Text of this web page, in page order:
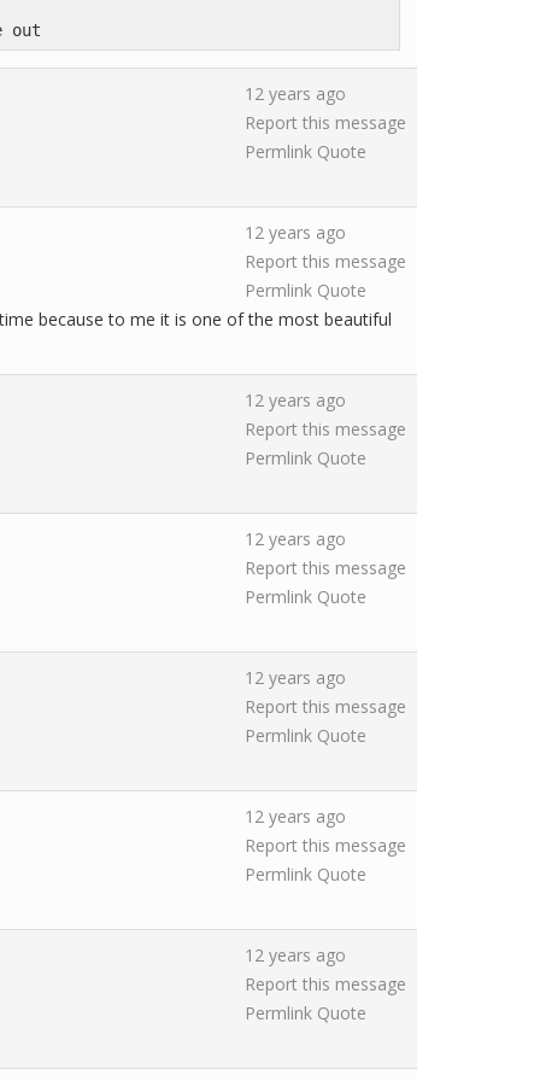
out
12 years ago
Report this message
Permlink Quote
12 years ago
Report this message
Permlink Quote
because to me it is one of the most beautiful
12 years ago
Report this message
Permlink Quote
12 years ago
Report this message
Permlink Quote
12 years ago
Report this message
Permlink Quote
12 years ago
Report this message
Permlink Quote
12 years ago
Report this message
Permlink Quote